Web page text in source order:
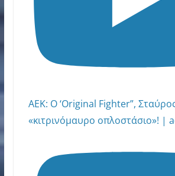
AEK: Ο ‘Original Fighter”,
«κιτρινόμαυρο οπλοστάσιο»! |